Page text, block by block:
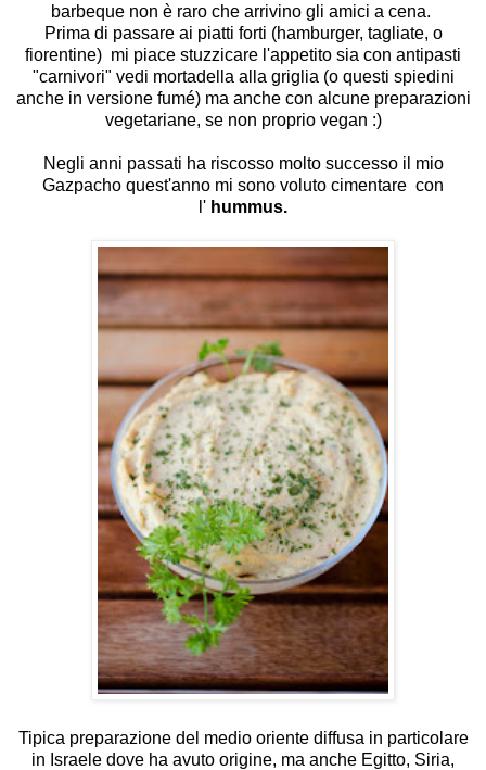
barbeque non è raro che arrivino gli amici a cena.
Prima di passare ai piatti forti (hamburger, tagliate, o
fiorentine) mi piace stuzzicare l'appetito sia con antipasti
"carnivori" vedi mortadella alla griglia (o questi spiedini
anche in versione fumé) ma anche con alcune preparazioni
vegetariane, se non proprio vegan :)
Negli anni passati ha riscosso molto successo il mio
Gazpacho quest'anno mi sono voluto cimentare con
l' hummus.
Tipica preparazione del medio orientediffusa in particolare
in Israele dove ha avuto origine, ma anche Egitto, Siria,